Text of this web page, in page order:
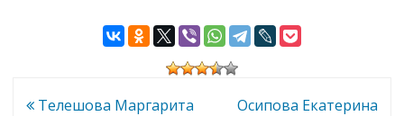
Мария
Юрьевна
Навигация
Телешова Маргарита
Осипова Екатерина